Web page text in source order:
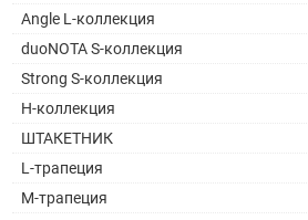
Angle L-коллекция
duoNOTA S-коллекция
Strong S-коллекция
H-коллекция
ШТАКЕТНИК
L-трапеция
M-трапеция